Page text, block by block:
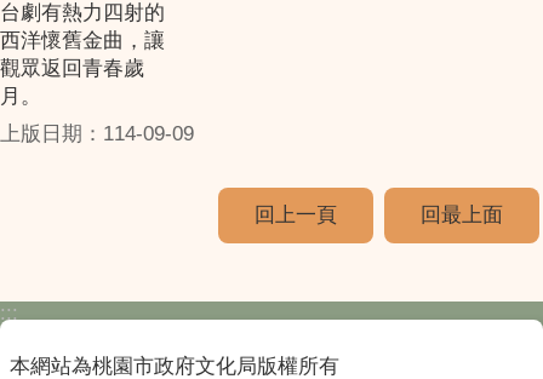
台劇有熱力四射的
西洋懷舊金曲，讓
觀眾返回青春歲
月。
上版日期：114-09-09
回上一頁 回最上面
:::
本網站為桃園市政府文化局版權所有